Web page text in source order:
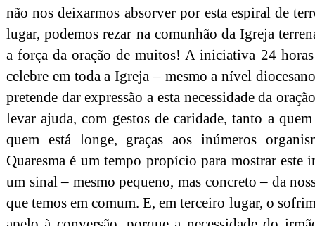
não nos deixarmos absorver por esta espiral de
lugar, podemos rezar na comunhão da Igreja
a força da oração de muitos! A iniciativa 24
celebre em toda a Igreja – mesmo a nível
pretende dar expressão a esta necessidade da
levar ajuda, com gestos de caridade, tanto a
quem está longe, graças aos inúmeros
Quaresma é um tempo propício para mostrar este
um sinal – mesmo pequeno, mas concreto – da
que temos em comum. E, em terceiro lugar, o